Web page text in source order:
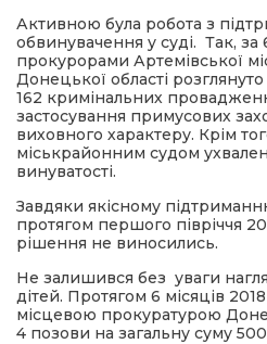
Активною була робота з
обвинувачення у суді. Так, за
прокурорами Артемівської
Донецької області
162 кримінальних
застосування примусових
виховного характеру. Крім
міськрайонним судом
винуватості.
Завдяки якісному
протягом першого півріччя
рішення не виносились.
Не залишився без уваги
дітей. Протягом 6 місяців
місцевою прокуратурою
4 позови на загальну суму